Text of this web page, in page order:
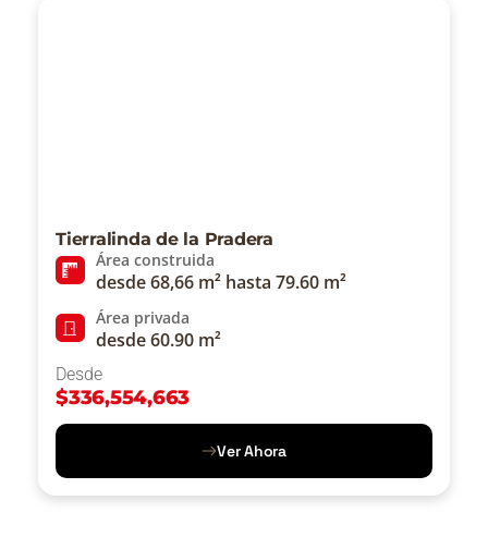
Tierralinda de la Pradera
Área construida
desde 68,66 m² hasta 79.60 m²
Área privada
desde 60.90 m²
Desde
$336,554,663
Ver Ahora